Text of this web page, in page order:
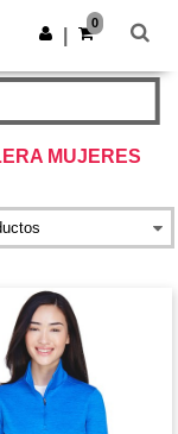
Descargar app
0
MUJERES